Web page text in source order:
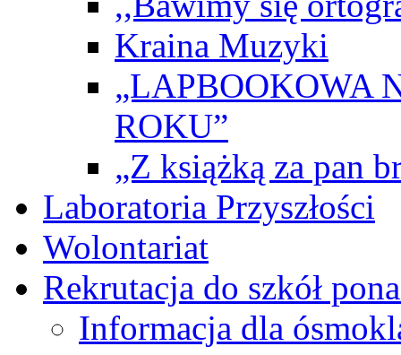
Kraina Muzyki
„LAPBOOKOWA
ROKU”
„Z książką za pan
Laboratoria Przyszłości
Wolontariat
Rekrutacja do szkół
Informacja dla